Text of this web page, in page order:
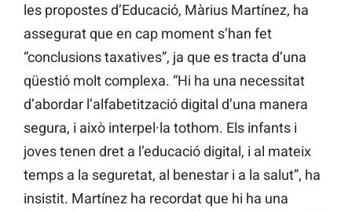
les propostes d’Educació, Màrius Martínez, ha
assegurat que en cap moment s’han fet
“conclusions taxatives”, ja que es tracta d’una
qüestió molt complexa. “Hi ha una necessitat
d’abordar l’alfabetització digital d’una manera
segura, i això interpel·la tothom. Els infants i
joves tenen dret a l’educació digital, i al mateix
temps a la seguretat, al benestar i a la salut”, ha
insistit. Martínez ha recordat que hi ha una